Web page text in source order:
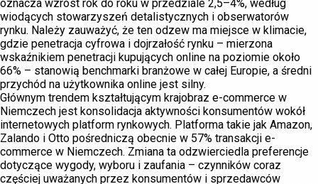
oznacza wzrost rok do roku w przedziale 2,5–4%, według
wiodących stowarzyszeń detalistycznych i obserwatorów
rynku. Należy zauważyć, że ten odzew ma miejsce w klimacie,
gdzie penetracja cyfrowa i dojrzałość rynku – mierzona
wskaźnikiem penetracji kupujących online na poziomie około
66% – stanowią benchmarki branżowe w całej Europie, a średni
przychód na użytkownika online jest silny.
Głównym trendem kształtującym krajobraz e-commerce w
Niemczech jest konsolidacja aktywności konsumentów wokół
internetowych platform rynkowych. Platforma takie jak Amazon,
Zalando i Otto pośredniczą obecnie w 57% transakcji e-
commerce w Niemczech. Zmiana ta odzwierciedla preferencje
dotyczące wygody, wyboru i zaufania – czynników coraz
częściej uważanych przez konsumentów i sprzedawców